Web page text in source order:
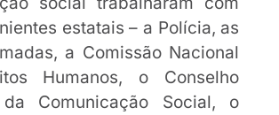
estatais – a Polícia, as
a Comissão Nacional
Humanos, o Conselho
da Comunicação Social, o